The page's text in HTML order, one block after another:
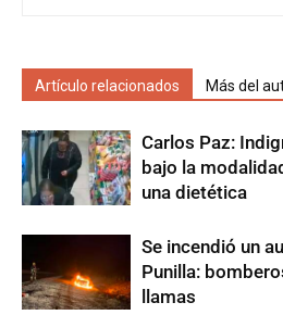
Artículo relacionados Más del
Carlos Paz:
bajo la
una dietética
Se incendió un
Punilla:
llamas